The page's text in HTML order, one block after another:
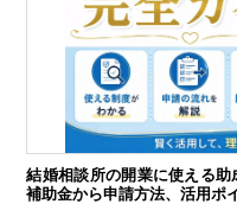
結婚相談所の開業に使える
補助金から申請方法、活用ポ